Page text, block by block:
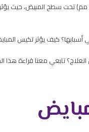
كيف يؤثر تكيس
تابعي معنا قراءة هذا